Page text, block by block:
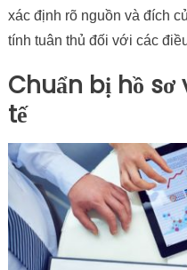
xác định rõ nguồn và đích
tính tuân thủ đối với các
Chuẩn bị hồ
tế